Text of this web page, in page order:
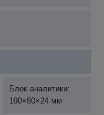
Блок аналитики:
100×80×24 мм